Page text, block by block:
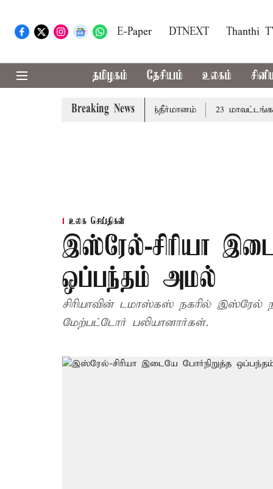
E-Paper DTNEXT Thanthi
தமிழகம் தேசியம் உலகம்
Breaking News
சட்டமன்றத்தில் நாளை தனித்தீர்மானம் 23
உலக செய்திகள்
இஸ்ரேல்-சிரியா
ஒப்பந்தம் அமல்
சிரியாவின் டமாஸ்கஸ் நகரில் இஸ்ரேல்
மேற்பட்டோர் பலியானார்கள்.